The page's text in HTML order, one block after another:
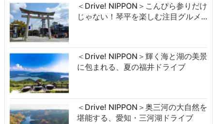
＜Drive! NIPPON＞こんぴら参りだけ
じゃない！琴平を楽しむ注目グルメ…
＜Drive! NIPPON＞輝く海と湖の美景
に包まれる、夏の福井ドライブ
＜Drive! NIPPON＞奥三河の大自然を
堪能する、愛知・三河湖ドライブ